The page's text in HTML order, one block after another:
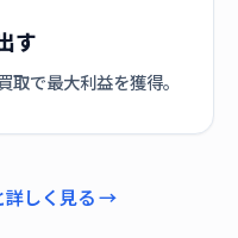
す
で最大利益を獲得。
詳しく見る →